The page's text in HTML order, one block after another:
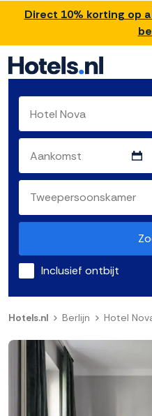
Direct 10% korting op
Inclusief ontbijt
Hotels.nl Berlijn Hotel